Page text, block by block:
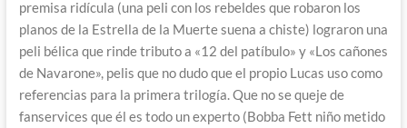
premisa ridícula (una peli con los rebeldes que robaron los
planos de la Estrella de la Muerte suena a chiste) lograron una
peli bélica que rinde tributo a «12 del patíbulo» y «Los cañones
de Navarone», pelis que no dudo que el propio Lucas uso como
referencias para la primera trilogía. Que no se queje de
fanservices que él es todo un experto (Bobba Fett niño metido